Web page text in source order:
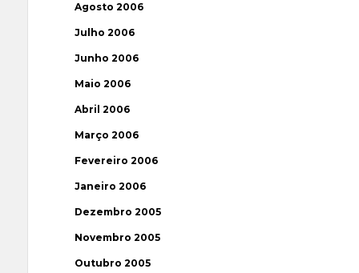
Agosto 2006
Julho 2006
Junho 2006
Maio 2006
Abril 2006
Março 2006
Fevereiro 2006
Janeiro 2006
Dezembro 2005
Novembro 2005
Outubro 2005